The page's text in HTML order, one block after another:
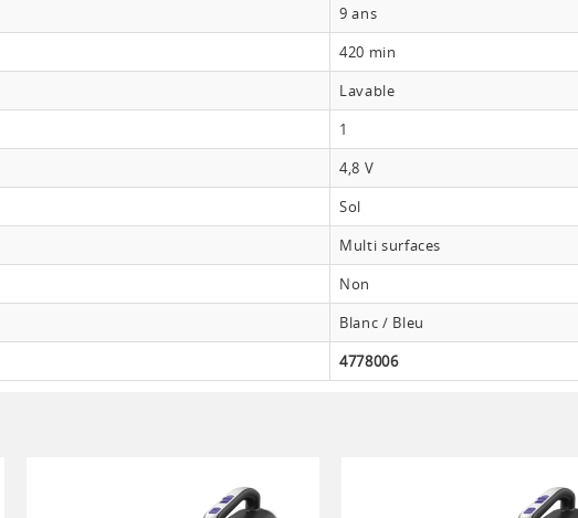
9 ans
420 min
Lavable
1
4,8 V
Sol
Multi surfaces
Non
Blanc / Bleu
4778006